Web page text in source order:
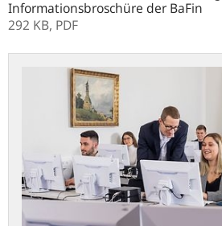
Informationsbroschüre der BaFin
292 KB, PDF